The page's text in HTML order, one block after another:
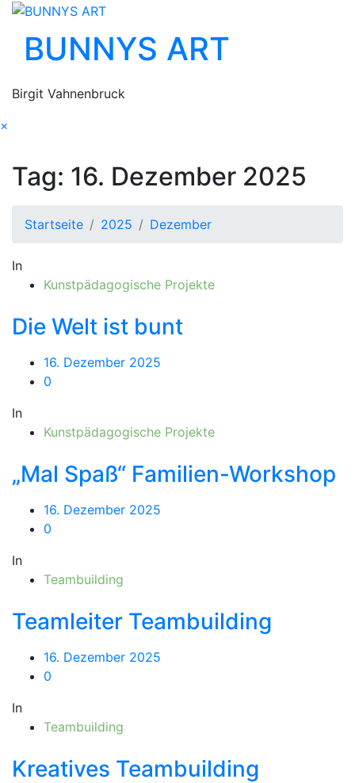
Zum
springenBUNNYS ART
Birgit Vahnenbruck
×
Tag: 16. Dezember 2025
Startseite 2025 Dezember
In
Kunstpädagogische Projekte
Die Welt ist bunt
16. Dezember 2025
0
In
Kunstpädagogische Projekte
„Mal Spaß“ Familien-Workshop
16. Dezember 2025
0
In
Teambuilding
Teamleiter Teambuilding
16. Dezember 2025
0
In
Teambuilding
Kreatives Teambuilding